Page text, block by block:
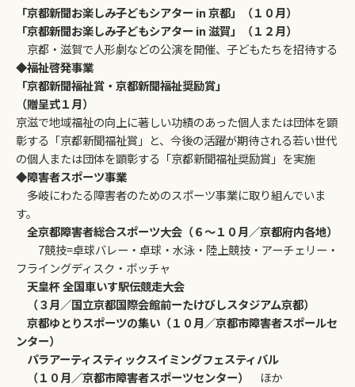
「京都新聞お楽しみ子どもシアター in 京都」（１０月）
「京都新聞お楽しみ子どもシアター in 滋賀」（１２月）
京都・滋賀で人形劇などの公演を開催、子どもたちを招待する
◆福祉啓発事業
「京都新聞福祉賞・京都新聞福祉奨励賞」
（贈呈式１月）
京滋で地域福祉の向上に著しい功績のあった個人または団体を顕
彰する「京都新聞福祉賞」と、今後の活躍が期待される若い世代
の個人または団体を顕彰する「京都新聞福祉奨励賞」を実施
◆障害者スポーツ事業
多岐にわたる障害者のためのスポーツ事業に取り組んでいま
す。
全京都障害者総合スポーツ大会（６～１０月／京都府内各地）
7競技=卓球バレー・卓球・水泳・陸上競技・アーチェリー・
フライングディスク・ボッチャ
天皇杯 全国車いす駅伝競走大会
（３月／国立京都国際会館前ーたけびしスタジアム京都）
京都ゆとりスポーツの集い（１０月／京都市障害者スポールセ
ンター）
パラアーティスティックスイミングフェスティバル
（１０月／京都市障害者スポーツセンター）
ほか